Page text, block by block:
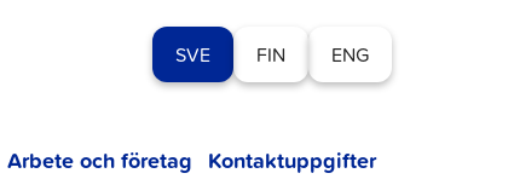
SVE FIN ENG
Arbete och företag Kontaktuppgifter